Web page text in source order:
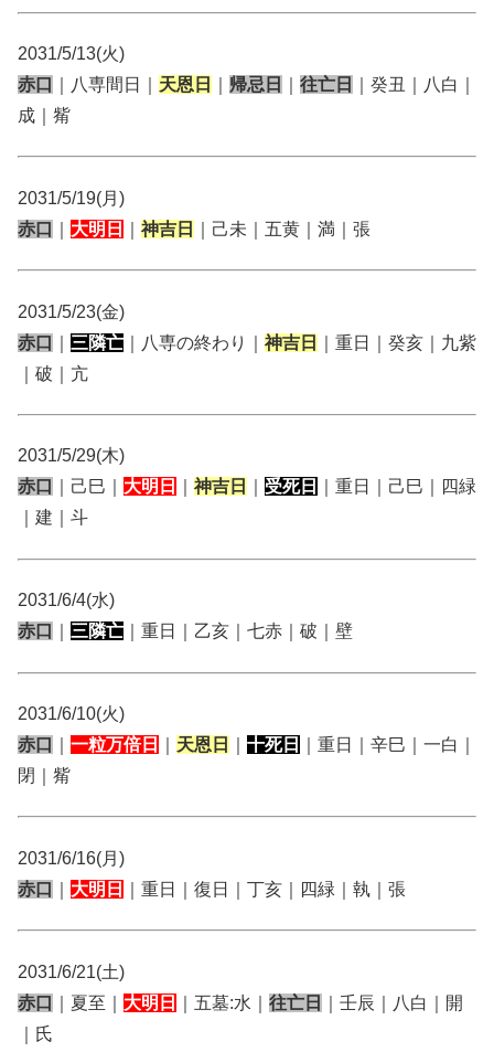
2031/5/13(火)
赤口
｜八専間日｜ 天恩日 帰忌日 往亡日
｜癸丑｜八白｜
成｜觜
2031/5/19(月)
赤口
大明日 神吉日 ｜己未｜五黄｜満｜張
2031/5/23(金)
赤口
三隣亡 ｜八専の終わり｜ 神吉日
｜重日｜癸亥｜九紫
｜破｜亢
2031/5/29(木)
赤口
｜己巳｜ 大明日 神吉日 受死日
｜重日｜己巳｜四緑
｜建｜斗
2031/6/4(水)
赤口
三隣亡 ｜重日｜乙亥｜七赤｜破｜壁
2031/6/10(火)
赤口
一粒万倍日 天恩日 十死日
｜重日｜辛巳｜一白｜
閉｜觜
2031/6/16(月)
赤口
大明日 ｜重日｜復日｜丁亥｜四緑｜執｜張
2031/6/21(土)
赤口
｜夏至｜ 大明日 ｜五墓:水｜ 往亡日
｜壬辰｜八白｜開
｜氏